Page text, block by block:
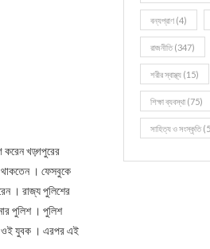
করেন খড়্গপুরের
থাকতেন । ফেসবুকে
। রাজ্য পুলিশের
পুলিশ । পুলিশ
ওই যুবক । এরপর এই
বন্যপ্রাণ (4)
রাজনীতি(347)
শরীর স্বাস্থ্য (15)
শিক্ষা ব্যবস্থা (75)
সাহিত্য ও সংস্কৃতি